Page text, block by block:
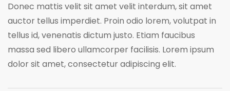
Donec mattis velit sit amet velit interdum, sit amet
auctor tellus imperdiet. Proin odio lorem, volutpat in
tellus id, venenatis dictum justo. Etiam faucibus
massa sed libero ullamcorper facilisis. Lorem ipsum
dolor sit amet, consectetur adipiscing elit.